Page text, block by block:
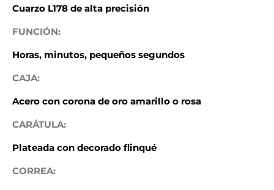
Cuarzo L178 de alta precisión
FUNCIÓN:
Horas, minutos, pequeños segundos
CAJA:
Acero con corona de oro amarillo o rosa
CARÁTULA:
Plateada con decorado flinqué
CORREA: